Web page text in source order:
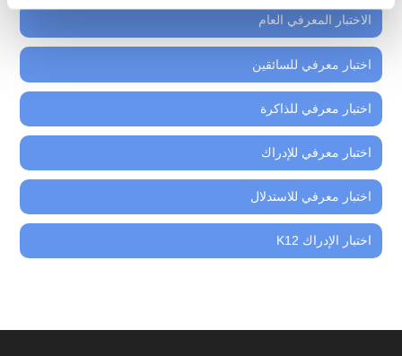
الاختبار المعرفي العام
اختبار معرفي للسائقين
اختبار معرفي للذاكرة
اختبار معرفي للإدراك
اختبار معرفي للاستدلال
اختبار الإدراك K12